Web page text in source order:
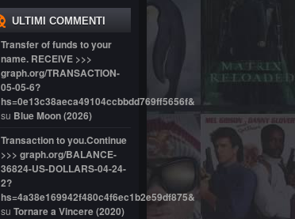
ULTIMI COMMENTI
Transfer of funds to your
name. RECEIVE >>>
graph.org/TRANSACTION-
05-05-6?
hs=0e13c38aeca49104ccbbdd769ff5656f&
su Blue Moon (2026)
Transaction to you.Continue
>>> graph.org/BALANCE-
36824-US-DOLLARS-04-24-
2?
hs=4a38e169942f480c4f6ec1b2e59df875&
su Tornare a Vincere (2020)